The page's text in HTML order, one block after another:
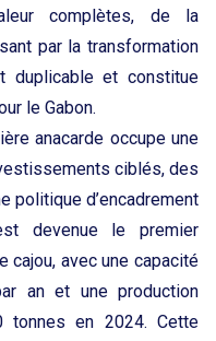
complètes, de la
par la transformation
duplicable et constitue
le Gabon.
anacarde occupe une
ciblés, des
politique d’encadrement
devenue le premier
cajou, avec une capacité
an et une production
tonnes en 2024. Cette